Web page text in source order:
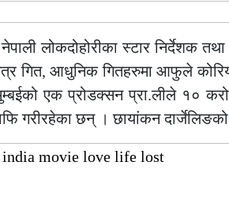
नेपाली लोकदोहोरीका स्टार निर्देशक
गित, आधुनिक गितहरुमा आफुले
एक प्रोडक्सन प्रा.लीले १०
गरीरहेका छन् । छायांकन